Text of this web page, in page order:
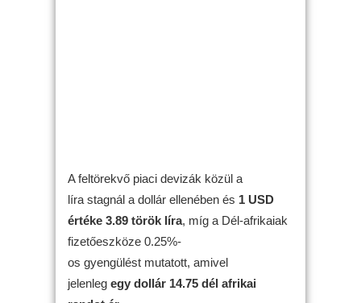
A feltörekvő piaci devizák közül a
líra stagnál a dollár ellenében és 1 USD
értéke 3.89 török líra, míg a Dél-afrikaiak
fizetőeszköze 0.25%-
os gyengülést mutatott, amivel
jelenleg egy dollár 14.75 dél afrikai